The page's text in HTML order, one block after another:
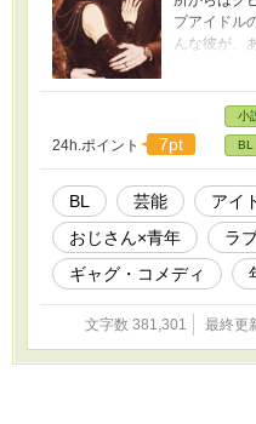
プアイドル
んな彼が、
―― 六本木
リ”に溺愛
自分の価値
24h.ポイント
7pt
小
BL
BL 芸能 アイ
おじさん×青年
ラ
ギャグ・コメディ
文字数 381,301 最終更